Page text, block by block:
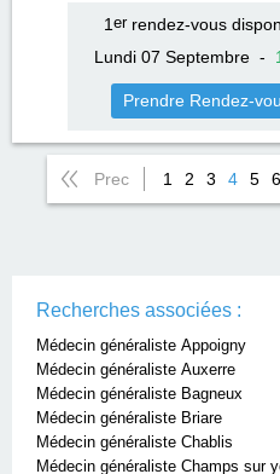
1 errendez-vous
Lundi 07 Septembre -
Prendre Rendez-
Prec 1 2 3 4 5 6
Recherches associées :
Médecin généraliste Appoigny
Médecin généraliste Auxerre
Médecin généraliste Bagneux
Médecin généraliste Briare
Médecin généraliste Chablis
Médecin généraliste Champs sur